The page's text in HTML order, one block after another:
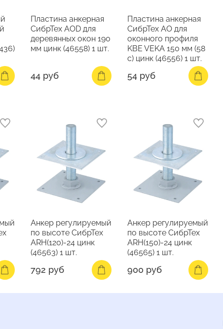
Пластина анкерная
СибрТех AOD для
деревянных окон 190
мм цинк (46558) 1 шт.
44 руб
Пластина анкерная
СибрТех AO для
оконного профиля
KBE VEKA 150 мм (58
с) цинк (46556) 1 шт.
54 руб
Анкер регулируемый
по высоте СибрТех
ARH(120)-24 цинк
(46563) 1 шт.
792 руб
Анкер регулируемый
по высоте СибрТех
ARH(150)-24 цинк
(46565) 1 шт.
900 руб